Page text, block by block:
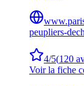
peupliers-
4/5(120
Voir la fiche